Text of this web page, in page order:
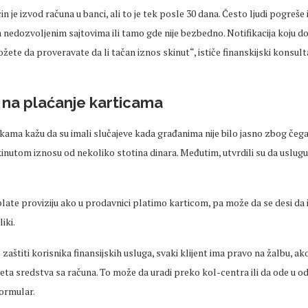
je izvod računa u banci, ali to je tek posle 30 dana. Često ljudi
sajtovima ili tamo gde nije bezbedno. Notifikacija koju
da proveravate da li tačan iznos skinut“, ističe finanskijski
plaćanje karticama
kažu da su imali slučajeve kada građanima nije bilo jasno zbog
iznosu od nekoliko stotina dinara. Međutim, utvrdili su da
proviziju ako u prodavnici platimo karticom, pa može da se desi
korisnika finansijskih usluga, svaki klijent ima pravo na žalbu,
sredstva sa računa. To može da uradi preko kol-centra ili da ode u